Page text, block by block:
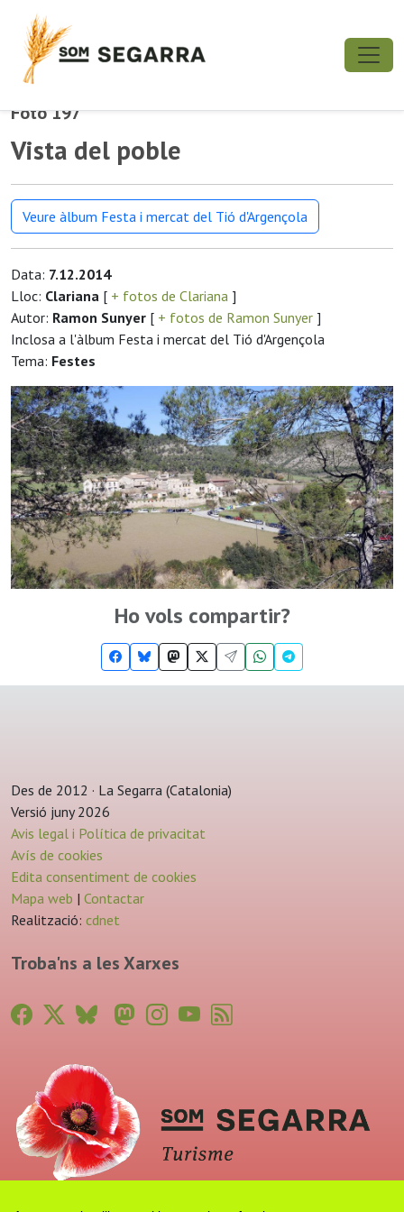
Foto 197
Vista del poble
Veure àlbum Festa i mercat del Tió d'Argençola
Data: 7.12.2014
Lloc: Clariana [ + fotos de Clariana ]
Autor: Ramon Sunyer [ + fotos de Ramon Sunyer ]
Inclosa a l'àlbum Festa i mercat del Tió d'Argençola
Tema: Festes
Ho vols compartir?
Des de 2012 · La Segarra (Catalonia)
Versió juny 2026
Avis legal i Política de privacitat
Avís de cookies
Edita consentiment de cookies
Mapa web | Contactar
Realització: cdnet
Troba'ns a les Xarxes